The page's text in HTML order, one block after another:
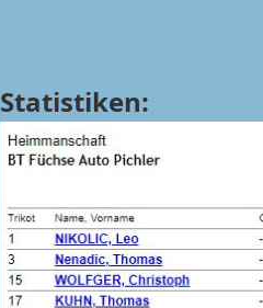
Statistiken: